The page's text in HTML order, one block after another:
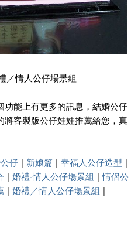
／情人公仔場景組
能上有更多的訊息，結婚公仔
將客製版公仔娃娃推薦給您，真
仔 | 新娘篇 | 幸福人公仔造型 |
| 婚禮-情人公仔場景組 |情侶公
| 婚禮／情人公仔場景組 |